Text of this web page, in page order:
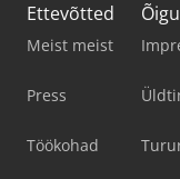
Ettevõtted
Meist meist
Press
Töökohad